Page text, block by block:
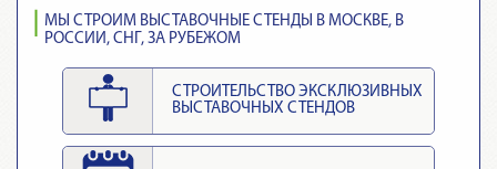
МЫ СТРОИМ ВЫСТАВОЧНЫЕ СТЕНДЫ В МОСКВЕ, В
РОССИИ, СНГ, ЗА РУБЕЖОМ
СТРОИТЕЛЬСТВО ЭКСКЛЮЗИВНЫХ
ВЫСТАВОЧНЫХ СТЕНДОВ